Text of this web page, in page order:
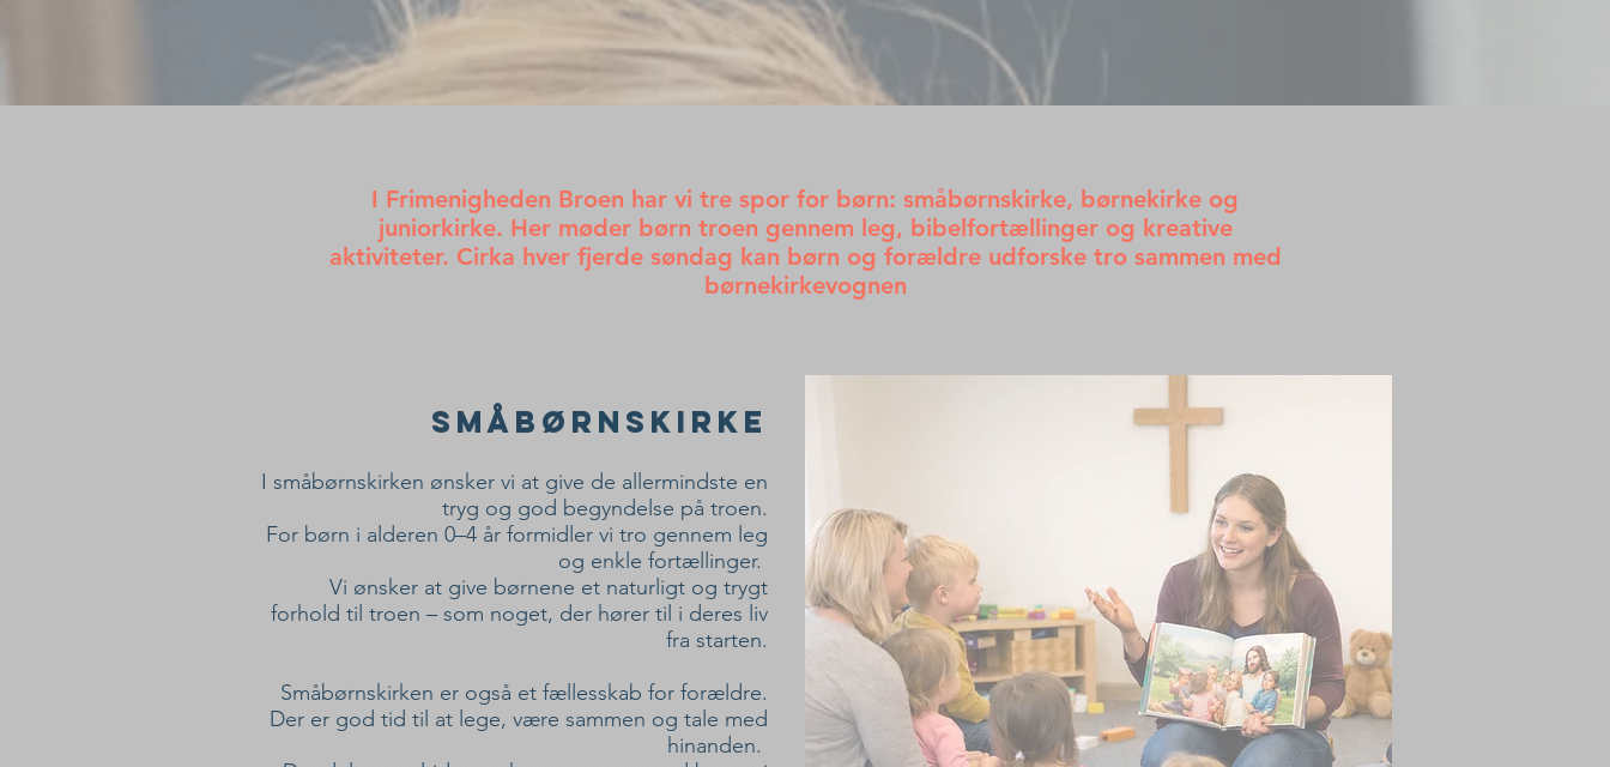
I Frimenigheden Broen har vi tre spor for børn: småbørnskirke, børnekirke og
juniorkirke. Her møder børn troen gennem leg, bibelfortællinger og kreative
aktiviteter. Cirka hver fjerde søndag kan børn og forældre udforske tro sammen med
børnekirkevognen
Småbørnskirke
I småbørnskirken ønsker vi at give de allermindste en
tryg og god begyndelse på troen.
For børn i alderen 0–4 år formidler vi tro gennem leg
og enkle fortællinger.
Vi ønsker at give børnene et naturligt og trygt
forhold til troen – som noget, der hører til i deres liv
fra starten.
Småbørnskirken er også et fællesskab for forældre.
Der er god tid til at lege, være sammen og tale med
hinanden.